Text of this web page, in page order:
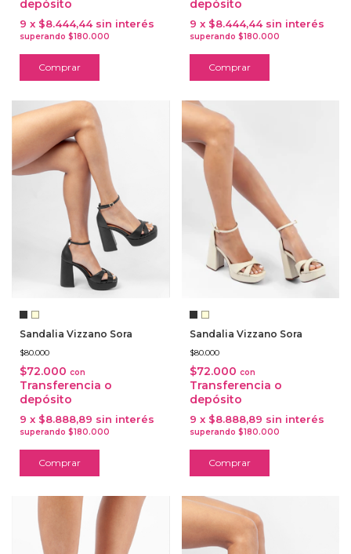
depósito
9 x $8.444,44 sin interés
Comprar
depósito
9 x $8.444,44 sin interés
Comprar
Sandalia Vizzano Sora
$80.000
$72.000 con
Transferencia o
depósito
9 x $8.888,89 sin interés
Comprar
Sandalia Vizzano Sora
$80.000
$72.000 con
Transferencia o
depósito
9 x $8.888,89 sin interés
Comprar